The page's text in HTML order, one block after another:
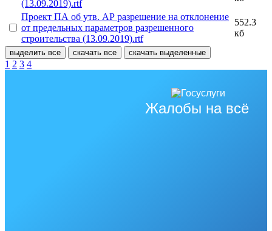
(13.09.2019).rtf
Проект ПА об утв. АР разрешение на отклонение
от предельных параметров разрешенного
строительства (13.09.2019).rtf
552.3
кб
выделить все скачать все скачать выделенные
1 2 3 4
Жалобы на всё